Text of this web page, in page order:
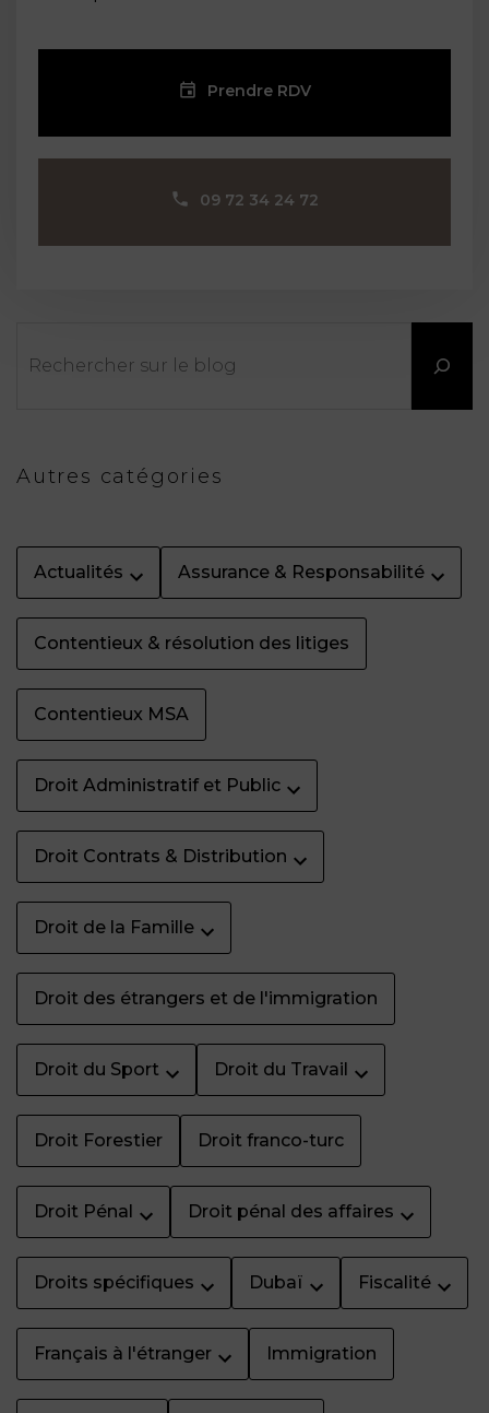
Prendre RDV
09 72 34 24 72
Autres catégories
Actualités Assurance & Responsabilité
Contentieux & résolution des litiges
Contentieux MSA
Droit Administratif et Public
Droit Contrats & Distribution
Droit de la Famille
Droit des étrangers et de l'immigration
Droit du Sport Droit du Travail
Droit Forestier Droit franco-turc
Droit Pénal Droit pénal des affaires
Droits spécifiques Dubaï Fiscalité
Français à l'étranger Immigration